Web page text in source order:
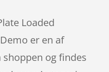
Loaded
er en af
og findes